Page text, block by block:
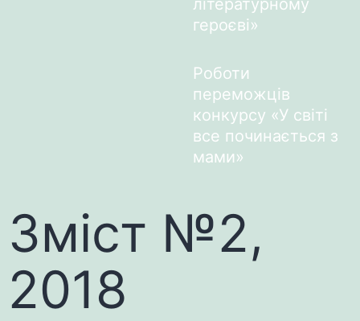
літературному
героєві»
Роботи
переможців
конкурсу «У світі
все починається з
мами»
Зміст №2,
2018